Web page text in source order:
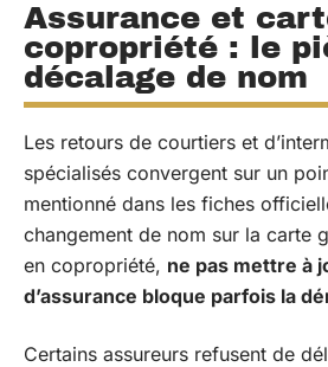
Assurance et
copropriété : le
décalage de nom
Les retours de courtiers et
spécialisés convergent sur un
mentionné dans les fiches
changement de nom sur la carte
en copropriété, ne pas mettre à
d’assurance bloque parfois la
Certains assureurs refusent de